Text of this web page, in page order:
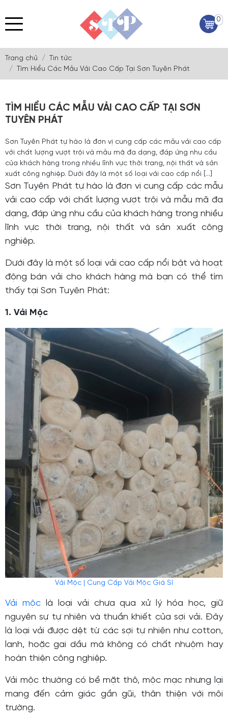
0
Trang chủ
Tin tức
Tìm Hiểu Các Mẫu Vải Cao Cấp Tại Sơn Tuyên Phát
TÌM HIỂU CÁC MẪU VẢI CAO CẤP TẠI SƠN
TUYÊN PHÁT
Sơn Tuyên Phát tự hào là đơn vị cung cấp các mẫu vải cao cấp
với chất lượng vượt trội và mẫu mã đa dạng, đáp ứng nhu cầu
của khách hàng trong nhiều lĩnh vực thời trang, nội thất và sản
xuất công nghiệp. Dưới đây là một số loại vải cao cấp nổi [...]
Sơn Tuyên Phát tự hào là đơn vị cung cấp các mẫu
vải cao cấp với chất lượng vượt trội và mẫu mã đa
dạng, đáp ứng nhu cầu của khách hàng trong nhiều
lĩnh vực thời trang, nội thất và sản xuất công
nghiệp.
Dưới đây là một số loại vải cao cấp nổi bật và hoạt
động bán vải cho khách hàng mà bạn có thể tìm
thấy tại Sơn Tuyên Phát:
1. Vải Mộc
Vải Mộc | Cung Cấp Vải Mộc Giá Sỉ
Vải mộclà loại vải chưa qua xử lý hóa học, giữ
nguyên sự tự nhiên và thuần khiết của sợi vải. Đây
là loại vải được dệt từ các sợi tự nhiên như cotton,
lanh, hoặc gai dầu mà không có chất nhuộm hay
hoàn thiện công nghiệp.
Vải mộc thường có bề mặt thô, mộc mạc nhưng lại
mang đến cảm giác gần gũi, thân thiện với môi
trường.